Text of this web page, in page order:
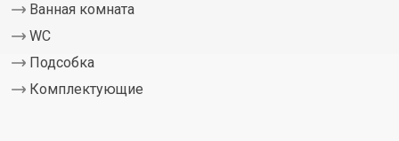
Ванная комната
WC
Подсобка
Комплектующие